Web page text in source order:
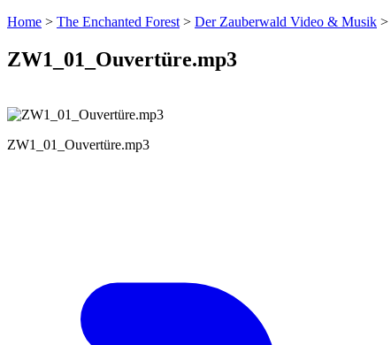
Home > The Enchanted Forest > Der Zauberwald Video & Musik >
ZW1_01_Ouvertüre.mp3
ZW1_01_Ouvertüre.mp3